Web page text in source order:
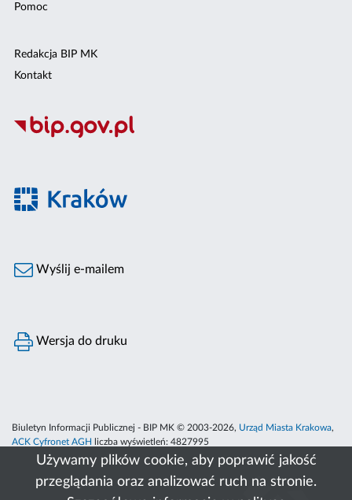
Używamy plików cookie, aby poprawić jakość
przeglądania oraz analizować ruch na stronie.
Pomoc
Redakcja BIP MK
Kontakt
Wyślij e-mailem
Wersja do druku
Biuletyn Informacji Publicznej - BIP MK © 2003-2026, Urząd Miasta Krakowa,
ACK Cyfronet AGH
liczba wyświetleń: 4827995